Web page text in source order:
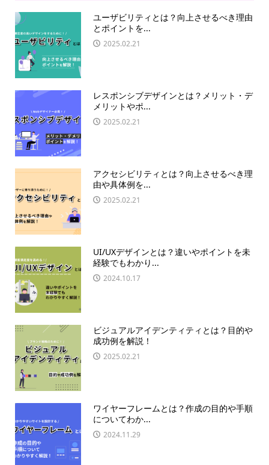
ユーザビリティとは？向上させるべき理由
とポイントを...
2025.02.21
レスポンシブデザインとは？メリット・デ
メリットやポ...
2025.02.21
アクセシビリティとは？向上させるべき理
由や具体例を...
2025.02.21
UI/UXデザインとは？違いやポイントを未
経験でもわかり...
2024.10.17
ビジュアルアイデンティティとは？目的や
成功例を解説！
2025.02.21
ワイヤーフレームとは？作成の目的や手順
についてわか...
2024.11.29